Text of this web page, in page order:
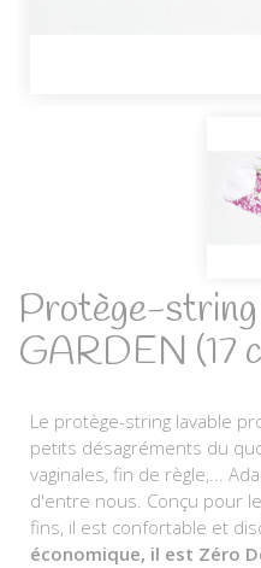
Protège-string
GARDEN (17
Le protège-string lavable
petits désagréments du
vaginales, fin de règle,...
d'entre nous. Conçu pour
fins, il est confortable et
économique, il est Zéro